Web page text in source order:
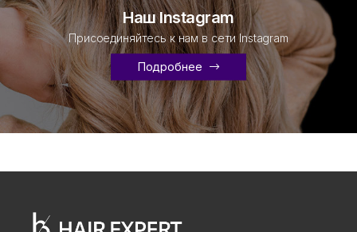
Наш Instagram
Присоединяйтесь к нам в сети Instagram
Подробнее